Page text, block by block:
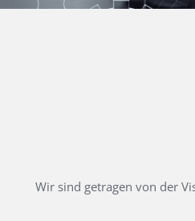
Wir sind getragen von der